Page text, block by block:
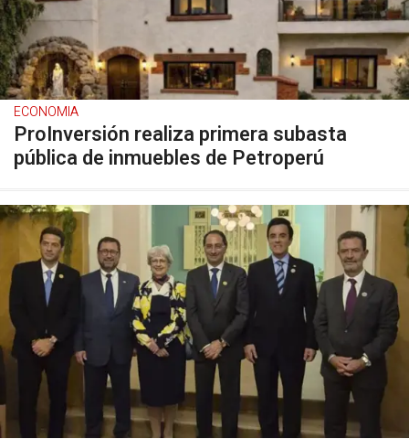
ECONOMIA
ProInversión realiza primera subasta
pública de inmuebles de Petroperú